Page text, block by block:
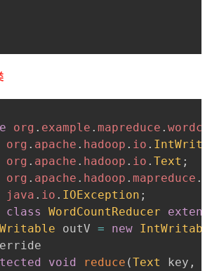
org . example . mapreduce .
org . apache . hadoop . io .
org . apache . hadoop . io . Text ;
org . apache . hadoop . mapreduce .
java . io . IOException ;
class WordCountReducer
outV = new
void reduce (Text key ,